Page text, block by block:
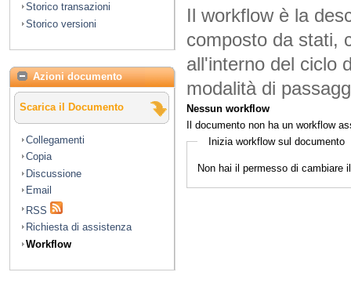
Storico transazioni
Storico versioni
Azioni documento
Scarica il Documento
Collegamenti
Copia
Discussione
Email
RSS
Richiesta di assistenza
Workflow
Il workflow è la
composto da stati,
all'interno del ciclo
modalità di
Nessun workflow
Il documento non ha un workflow
Inizia workflow sul documento
Non hai il permesso di cambiare